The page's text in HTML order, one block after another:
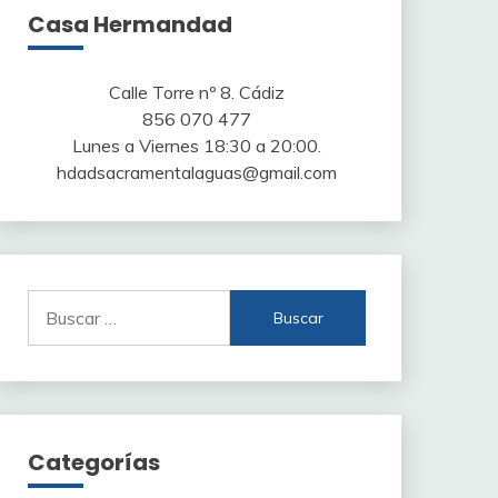
Casa Hermandad
Calle Torre nº 8. Cádiz
856 070 477
Lunes a Viernes 18:30 a 20:00.
hdadsacramentalaguas@gmail.com
Categorías